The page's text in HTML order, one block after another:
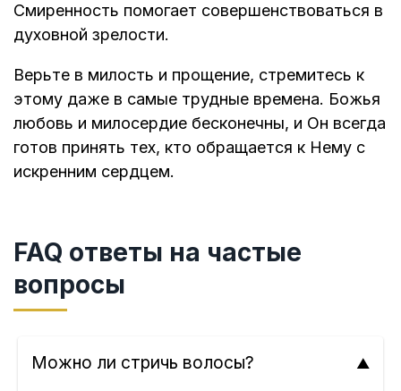
Смиренность помогает совершенствоваться в
духовной зрелости.
Верьте в милость и прощение, стремитесь к
этому даже в самые трудные времена. Божья
любовь и милосердие бесконечны, и Он всегда
готов принять тех, кто обращается к Нему с
искренним сердцем.
FAQ ответы на частые
вопросы
Можно ли стричь волосы?